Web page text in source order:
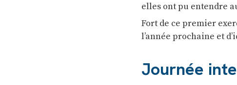
elles ont pu entendre
Fort de ce premier
l’année prochaine et
Journée